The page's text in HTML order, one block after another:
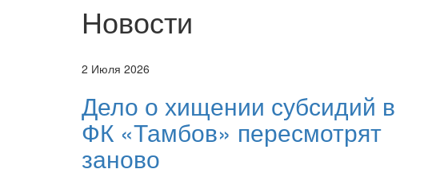
Новости
2 Июля 2026
Дело о хищении субсидий в
ФК «Тамбов» пересмотрят
заново